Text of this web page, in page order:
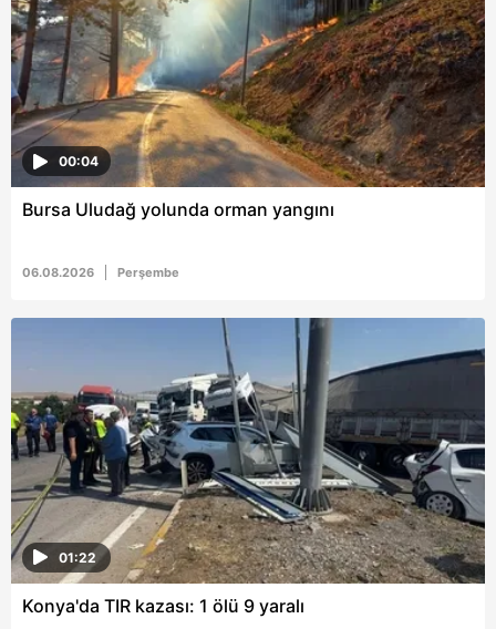
6698 sayılı Kişisel Verilerin Korunması Kanunu uyarınca
hazırlanmış Aydınlatma Metnimizi okumak ve sitemizde
ilgili mevzuata uygun olarak kullanılan çerezlerle ilgili bilgi
almak için lütfentıklayınız.
00:04
Bursa Uludağ yolunda orman yangını
06.08.2026 Perşembe
01:22
Konya'da TIR kazası: 1 ölü 9 yaralı